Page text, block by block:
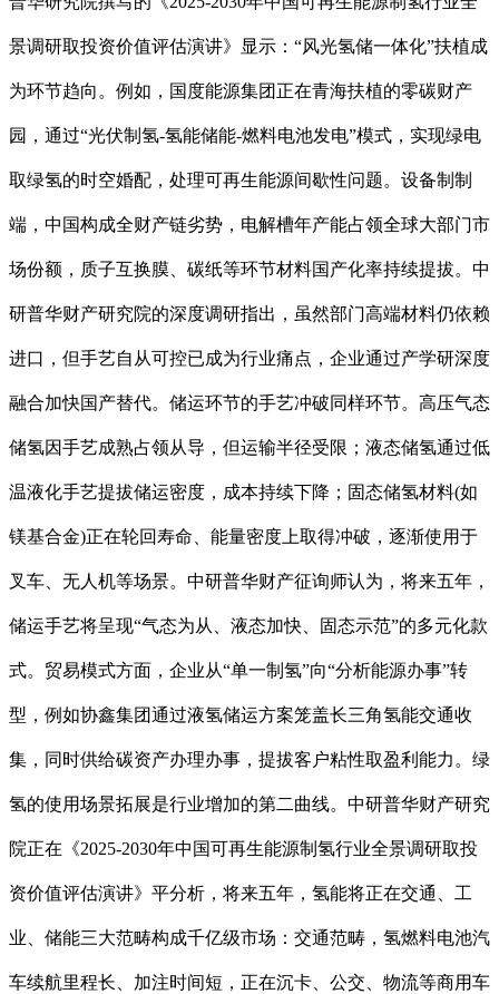
景调研取投资价值评估演讲》显示：“风光氢储一体化”扶植成
为环节趋向。例如，国度能源集团正在青海扶植的零碳财产
园，通过“光伏制氢-氢能储能-燃料电池发电”模式，实现绿电
取绿氢的时空婚配，处理可再生能源间歇性问题。设备制制
端，中国构成全财产链劣势，电解槽年产能占领全球大部门市
场份额，质子互换膜、碳纸等环节材料国产化率持续提拔。中
研普华财产研究院的深度调研指出，虽然部门高端材料仍依赖
进口，但手艺自从可控已成为行业痛点，企业通过产学研深度
融合加快国产替代。储运环节的手艺冲破同样环节。高压气态
储氢因手艺成熟占领从导，但运输半径受限；液态储氢通过低
温液化手艺提拔储运密度，成本持续下降；固态储氢材料(如
镁基合金)正在轮回寿命、能量密度上取得冲破，逐渐使用于
叉车、无人机等场景。中研普华财产征询师认为，将来五年，
储运手艺将呈现“气态为从、液态加快、固态示范”的多元化款
式。贸易模式方面，企业从“单一制氢”向“分析能源办事”转
型，例如协鑫集团通过液氢储运方案笼盖长三角氢能交通收
集，同时供给碳资产办理办事，提拔客户粘性取盈利能力。绿
氢的使用场景拓展是行业增加的第二曲线。中研普华财产研究
院正在《2025-2030年中国可再生能源制氢行业全景调研取投
资价值评估演讲》平分析，将来五年，氢能将正在交通、工
业、储能三大范畴构成千亿级市场：交通范畴，氢燃料电池汽
车续航里程长、加注时间短，正在沉卡、公交、物流等商用车